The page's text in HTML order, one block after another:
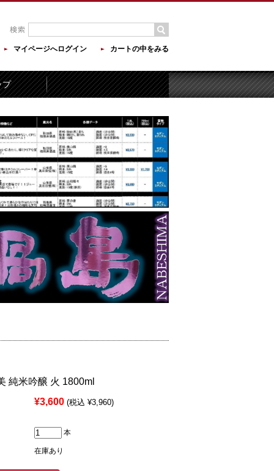
マイページへログイン カートの中をみる
プ
純米吟醸 火 1800ml
¥3,600 (税込 ¥3,960)
本
在庫あり